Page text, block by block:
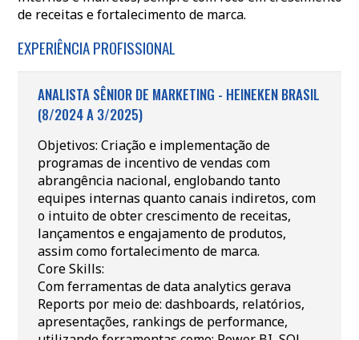
de receitas e fortalecimento de marca.
EXPERIÊNCIA PROFISSIONAL
ANALISTA SÊNIOR DE MARKETING - HEINEKEN BRASIL
(8/2024 A 3/2025)
Objetivos: Criação e implementação de
programas de incentivo de vendas com
abrangência nacional, englobando tanto
equipes internas quanto canais indiretos, com
o intuito de obter crescimento de receitas,
lançamentos e engajamento de produtos,
assim como fortalecimento de marca.
Core Skills:
Com ferramentas de data analytics gerava
Reports por meio de: dashboards, relatórios,
apresentações, rankings de performance,